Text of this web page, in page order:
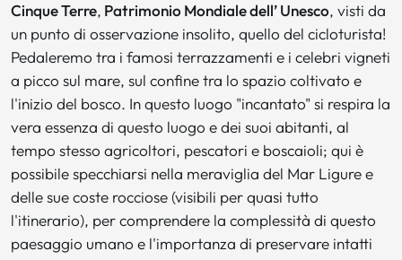
Cinque Terre, Patrimonio Mondiale dell’ Unesco, visti da
un punto di osservazione insolito, quello del cicloturista!
Pedaleremo tra i famosi terrazzamenti e i celebri vigneti
a picco sul mare, sul confine tra lo spazio coltivato e
l'inizio del bosco. In questo luogo "incantato" si respira la
vera essenza di questo luogo e dei suoi abitanti, al
tempo stesso agricoltori, pescatori e boscaioli; qui è
possibile specchiarsi nella meraviglia del Mar Ligure e
delle sue coste rocciose (visibili per quasi tutto
l'itinerario), per comprendere la complessità di questo
paesaggio umano e l'importanza di preservare intatti